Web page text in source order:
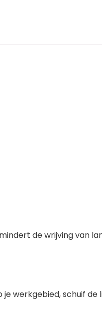
de wrijving van
werkgebied, schuif